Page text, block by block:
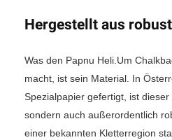
Hergestellt aus
Was den Papnu Heli.Um
macht, ist sein Material. In
Spezialpapier gefertigt, ist
sondern auch außerordentlich
einer bekannten Kletterregion